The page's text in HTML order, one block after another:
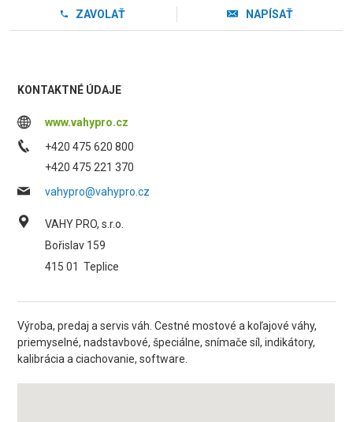
ZAVOLAŤ NAPÍSAŤ
KONTAKTNÉ ÚDAJE
www.vahypro.cz
+420 475 620 800
+420 475 221 370
vahypro@vahypro.cz
VAHY PRO, s.r.o.
Bořislav 159
415 01 Teplice
Výroba, predaj a servis váh. Cestné mostové a koľajové váhy,
priemyselné, nadstavbové, špeciálne, snímače síl, indikátory,
kalibrácia a ciachovanie, software.